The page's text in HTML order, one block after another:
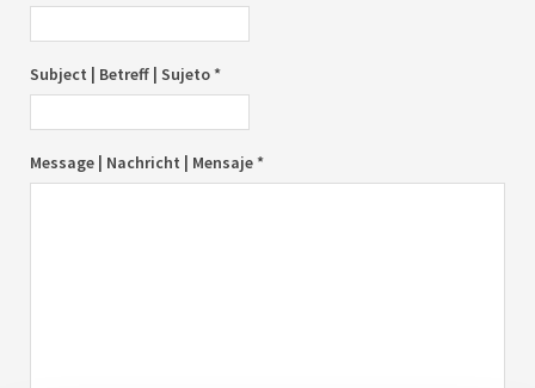
Subject | Betreff | Sujeto *
Message | Nachricht | Mensaje *